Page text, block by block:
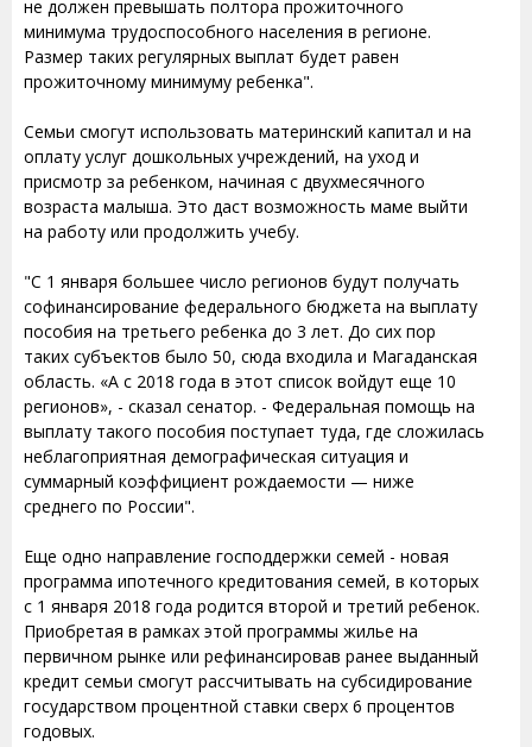
не должен превышать полтора прожиточного
минимума трудоспособного населения в регионе.
Размер таких регулярных выплат будет равен
прожиточному минимуму ребенка".
Семьи смогут использовать материнский капитал и на
оплату услуг дошкольных учреждений, на уход и
присмотр за ребенком, начиная с двухмесячного
возраста малыша. Это даст возможность маме выйти
на работу или продолжить учебу.
"С 1 января большее число регионов будут получать
софинансирование федерального бюджета на выплату
пособия на третьего ребенка до 3 лет. До сих пор
таких субъектов было 50, сюда входила и Магаданская
область. «А с 2018 года в этот список войдут еще 10
регионов», - сказал сенатор. - Федеральная помощь на
выплату такого пособия поступает туда, где сложилась
неблагоприятная демографическая ситуация и
суммарный коэффициент рождаемости — ниже
среднего по России".
Еще одно направление господдержки семей - новая
программа ипотечного кредитования семей, в которых
с 1 января 2018 года родится второй и третий ребенок.
Приобретая в рамках этой программы жилье на
первичном рынке или рефинансировав ранее выданный
кредит семьи смогут рассчитывать на субсидирование
государством процентной ставки сверх 6 процентов
годовых.